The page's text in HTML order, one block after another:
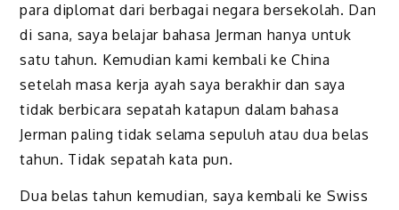
para diplomat dari berbagai negara bersekolah. Dan
di sana, saya belajar bahasa Jerman hanya untuk
satu tahun. Kemudian kami kembali ke China
setelah masa kerja ayah saya berakhir dan saya
tidak berbicara sepatah katapun dalam bahasa
Jerman paling tidak selama sepuluh atau dua belas
tahun. Tidak sepatah kata pun.
Dua belas tahun kemudian, saya kembali ke Swiss